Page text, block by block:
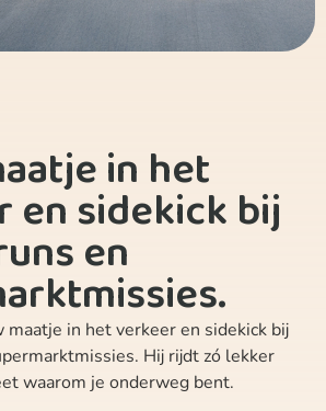
in het
en sidekick bij
en
in het verkeer en sidekick bij
Hij rijdt zó lekker
waarom je onderweg bent.